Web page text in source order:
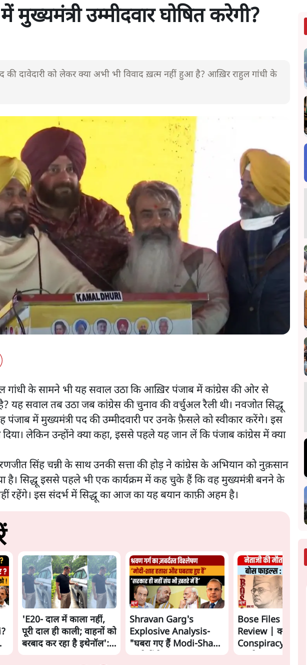
मुख्यमंत्री उम्मीदवार घोषित करेगी?
की दावेदारी को लेकर क्या अभी भी विवाद ख़त्म नहीं हुआ है? आख़िर राहुल गांधी के
गांधी के सामने भी यह सवाल उठा कि आख़िर पंजाब में कांग्रेस की ओर से
यह सवाल तब उठा जब कांग्रेस की चुनाव की वर्चुअल रैली थी। नवजोत सिद्धू
पंजाब में मुख्यमंत्री पद की उम्मीदवारी पर उनके फ़ैसले को स्वीकार करेंगे। इस
दिया। लेकिन उन्होंने क्या कहा, इससे पहले यह जान लें कि पंजाब कांग्रेस में क्या
सिंह चन्नी के साथ उनकी सत्ता की होड़ ने कांग्रेस के अभियान को नुक़सान
है। सिद्धू इससे पहले भी एक कार्यक्रम में कह चुके हैं कि वह मुख्यमंत्री बनने के
रहेंगे। इस संदर्भ में सिद्धू का आज का यह बयान काफ़ी अहम है।
'E20- दाल में काला नहीं,
पूरी दाल ही काली; वाहनों को
बरबाद कर रहा है इथेनॉल':
Shravan Garg's
Explosive Analysis-
"घबरा गए हैं Modi-Shah,
Bose Files Film
Review | क्या
Conspiracy का